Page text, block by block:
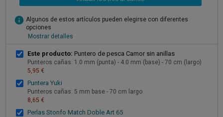
info Algunos de estos artículos pueden elegirse con diferentes
opciones
Mostrar detalles
Este producto: Puntero de pesca Camor sin anillas
Punteros cañas: 1.0 mm (punta) - 4.0 mm (base) - 70 cm (largo)
5,95 €
Puntera Yuki
Punteros cañas: 5 mm base - 70 cm largo
8,65 €
Perlas Stonfo Match Doble Art 65